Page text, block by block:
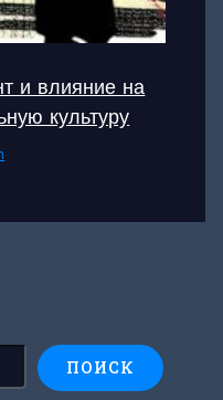
и влияние на
культуру
ПОИСК